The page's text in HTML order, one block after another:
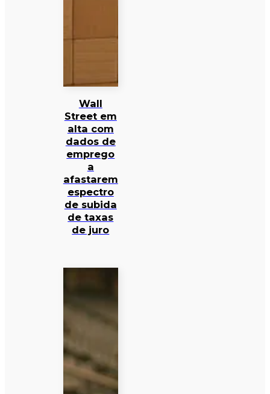
Wall
Street em
alta com
dados de
emprego
a
afastarem
espectro
de subida
de taxas
de juro